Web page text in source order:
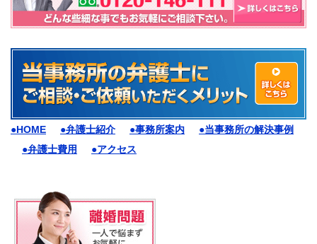
●HOME ●弁護士紹介 ●事務所案内
●当事務所の解決事例
●弁護士費用
●アクセス